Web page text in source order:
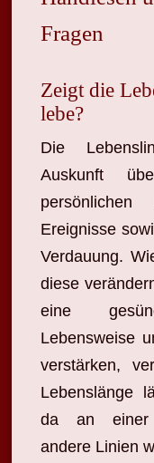
Fragen
Zeigt die
lebe?
Die
Auskunft
Ereignisse
Verdauung.
diese
eine
Lebensweise
verstärken,
Lebenslänge
da an einer
andere Linien